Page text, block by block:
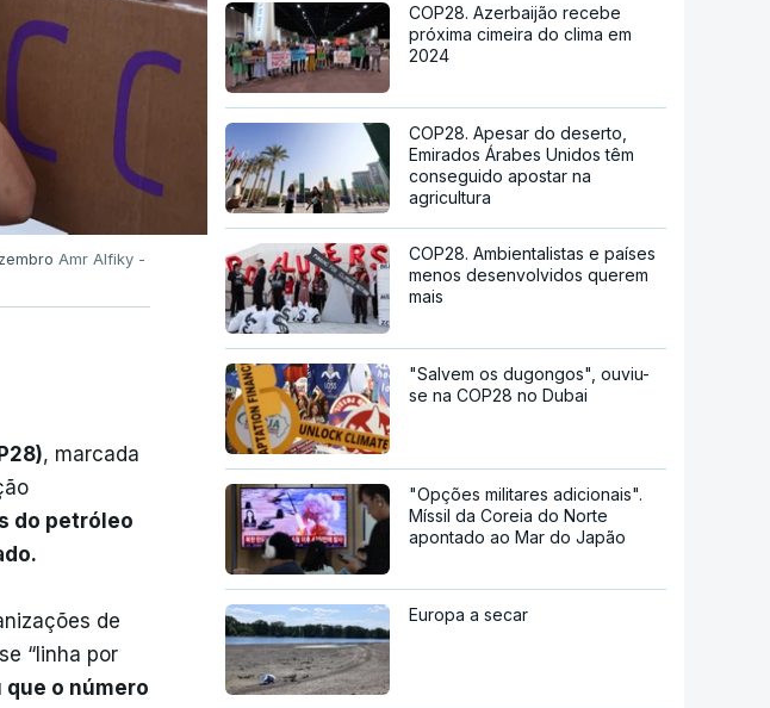
Amr Alfiky -
, marcada
do petróleo
de
“linha por
que o número
COP28. Azerbaijão recebe
próxima cimeira do clima em
2024
COP28. Apesar do deserto,
Emirados Árabes Unidos têm
conseguido apostar na
agricultura
COP28. Ambientalistas e países
menos desenvolvidos querem
mais
"Salvem os dugongos", ouviu-
se na COP28 no Dubai
"Opções militares adicionais".
Míssil da Coreia do Norte
apontado ao Mar do Japão
Europa a secar